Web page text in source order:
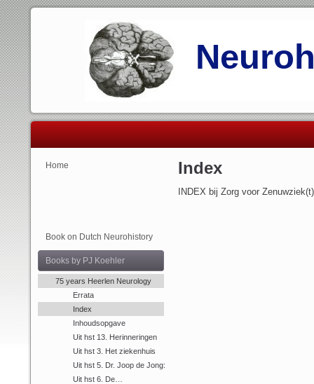
Home
Book on Dutch Neurohistory
Books by PJ Koehler
75 years Heerlen Neurology
Errata
Index
Inhoudsopgave
Uit hst 13. Herinneringen
Uit hst 3. Het ziekenhuis
Uit hst 5. Dr. Joop de Jong:
Uit hst 6. De…
Index
INDEX bij Zorg voor